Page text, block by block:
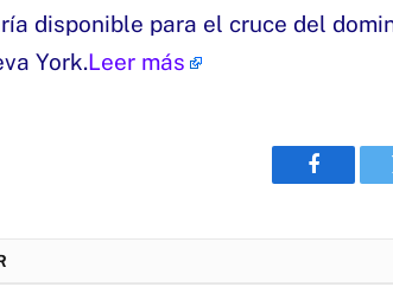
disponible para el cruce del
York.Leer más